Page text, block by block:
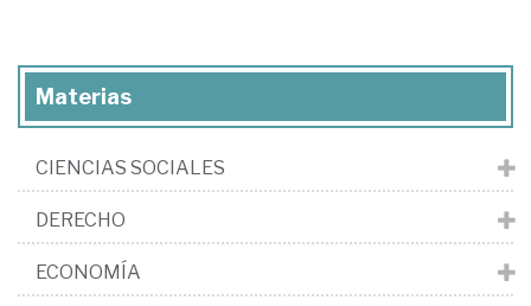
Materias
CIENCIAS SOCIALES
DERECHO
ECONOMÍA